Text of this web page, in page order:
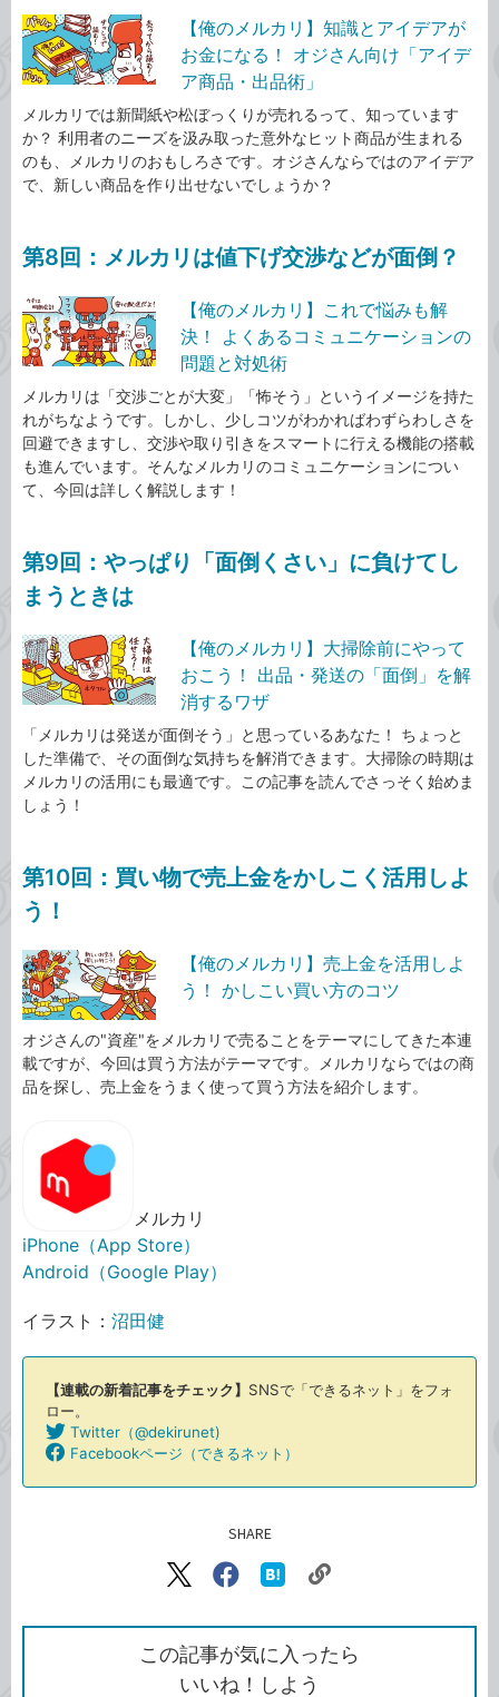
【俺のメルカリ】知識とアイデアが
お金になる！ オジさん向け「アイデ
ア商品・出品術」
メルカリでは新聞紙や松ぼっくりが売れるって、知っています
か？ 利用者のニーズを汲み取った意外なヒット商品が生まれる
のも、メルカリのおもしろさです。オジさんならではのアイデア
で、新しい商品を作り出せないでしょうか？
第8回：メルカリは値下げ交渉などが面倒？
【俺のメルカリ】これで悩みも解
決！ よくあるコミュニケーションの
問題と対処術
メルカリは「交渉ごとが大変」「怖そう」というイメージを持た
れがちなようです。しかし、少しコツがわかればわずらわしさを
回避できますし、交渉や取り引きをスマートに行える機能の搭載
も進んでいます。そんなメルカリのコミュニケーションについ
て、今回は詳しく解説します！
第9回：やっぱり「面倒くさい」に負けてし
まうときは
【俺のメルカリ】大掃除前にやって
おこう！ 出品・発送の「面倒」を解
消するワザ
「メルカリは発送が面倒そう」と思っているあなた！ ちょっと
した準備で、その面倒な気持ちを解消できます。大掃除の時期は
メルカリの活用にも最適です。この記事を読んでさっそく始めま
しょう！
第10回：買い物で売上金をかしこく活用しよ
う！
【俺のメルカリ】売上金を活用しよ
う！ かしこい買い方のコツ
オジさんの"資産"をメルカリで売ることをテーマにしてきた本連
載ですが、今回は買う方法がテーマです。メルカリならではの商
品を探し、売上金をうまく使って買う方法を紹介します。
メルカリ
iPhone（App Store）
Android（Google Play）
イラスト： 沼田健
【連載の新着記事をチェック】 SNSで「できるネット」をフォ
ロー。
Twitter
Twitter（@dekirunet)
Facebookページ（できるネット）
SHARE
X（旧
で
シ
ェ
ア
Facebook
シ
ェ
ア
な
ッ
ク
ク
を
コ
この記事が気に入ったら
いいね！しよう